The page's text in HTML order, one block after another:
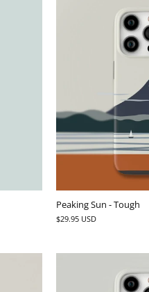
Peaking Sun - Tough
$29.95 USD